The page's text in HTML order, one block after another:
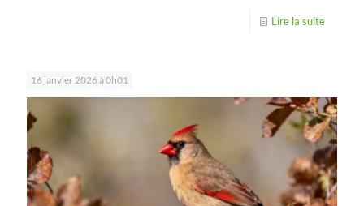
Lire la suite
16 janvier 2026 à 0h01